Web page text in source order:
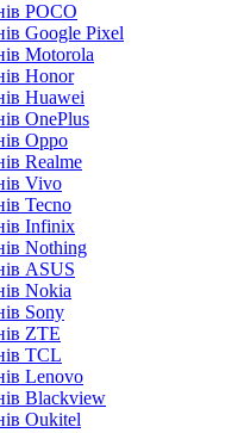
POCO
Google Pixel
Motorola
Honor
Huawei
OnePlus
Oppo
Realme
Vivo
Tecno
Infinix
Nothing
ASUS
Nokia
Sony
ZTE
TCL
Lenovo
Blackview
Oukitel